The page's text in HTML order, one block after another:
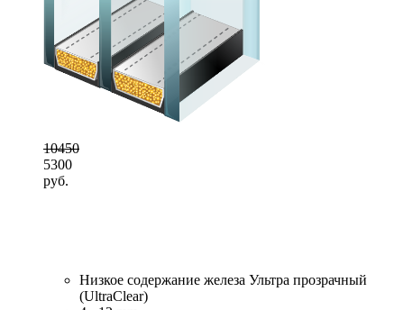
10450
5300
руб.
Низкое содержание железа Ультра прозрачный
(UltraClear)